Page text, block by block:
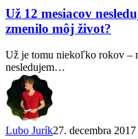
mesiacov
nesledujem
Facebook.
Ako
to
zmenilo
môj
život?
Už 12 mesiacov
zmenilo môj život?
Už je tomu niekoľko rokov –
nesledujem…
Lubo Jurík27. decembra 2017